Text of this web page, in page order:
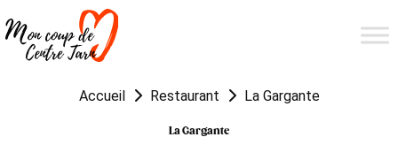
Accueil Restaurant La Gargante
La Gargante